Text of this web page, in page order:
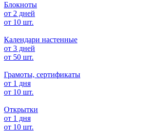
Блокноты
от 2 дней
от 10 шт.
Календари настенные
от 3 дней
от 50 шт.
Грамоты, сертификаты
от 1 дня
от 10 шт.
Открытки
от 1 дня
от 10 шт.